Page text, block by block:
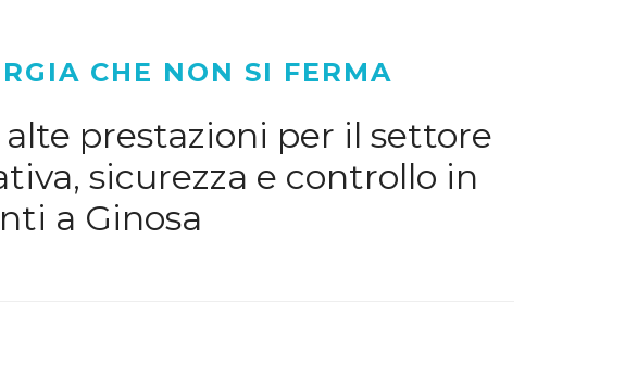
CHE NON SI FERMA
prestazioni per il settore
sicurezza e controllo in
a Ginosa